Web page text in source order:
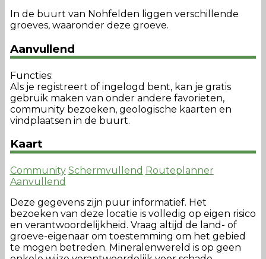
In de buurt van Nohfelden liggen verschillende
groeves, waaronder deze groeve.
Aanvullend
Functies:
Als je registreert of ingelogd bent, kan je gratis
gebruik maken van onder andere favorieten,
community bezoeken, geologische kaarten en
vindplaatsen in de buurt.
Kaart
Community Schermvullend Routeplanner
Aanvullend
Deze gegevens zijn puur informatief. Het
bezoeken van deze locatie is volledig op eigen risico
en verantwoordelijkheid. Vraag altijd de land- of
groeve-eigenaar om toestemming om het gebied
te mogen betreden. Mineralenwereld is op geen